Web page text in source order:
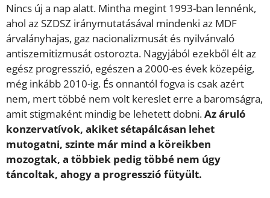
Nincs új a nap alatt. Mintha megint 1993-ban lennénk,
ahol az SZDSZ iránymutatásával mindenki az MDF
árvalányhajas, gaz nacionalizmusát és nyilvánvaló
antiszemitizmusát ostorozta. Nagyjából ezekből élt az
egész progresszió, egészen a 2000-es évek közepéig,
még inkább 2010-ig. És onnantól fogva is csak azért
nem, mert többé nem volt kereslet erre a baromságra,
amit stigmaként mindig be lehetett dobni.Az áruló
konzervatívok, akiket sétapálcásan lehet
mutogatni, szinte már mind a köreikben
mozogtak, a többiek pedig többé nem úgy
táncoltak, ahogy a progresszió fütyült.